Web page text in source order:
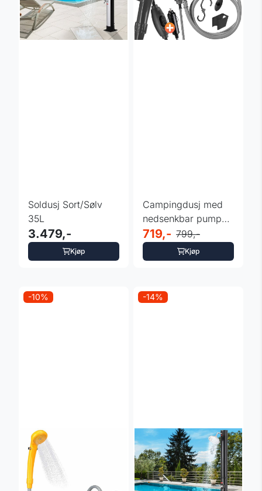
Soldusj Sort/Sølv
35L
3.479,-
Kjøp
Campingdusj med
nedsenkbar pumpe -
antrasitt
719,- 799,-
Kjøp
-10% -14%